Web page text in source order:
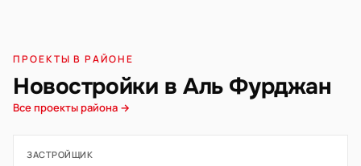
ПРОЕКТЫ В РАЙОНЕ
Новостройки в Аль Фурджан
Все проекты района →
ЗАСТРОЙЩИК